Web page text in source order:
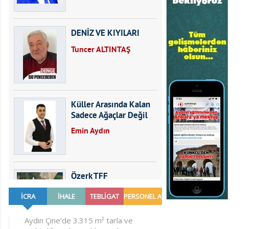
DENİZ VE KIYILARI
Tuncer ALTINTAŞ
Küller Arasında Kalan
Sadece Ağaçlar Değil
Emin Aydın
Özerk TFF
Furkan SARICA